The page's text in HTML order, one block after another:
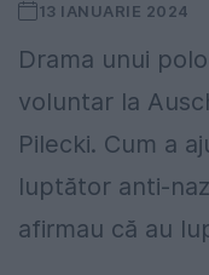
13 IANUARIE 2024
Drama unui
voluntar la
Pilecki. Cum a
luptător anti-
afirmau că au